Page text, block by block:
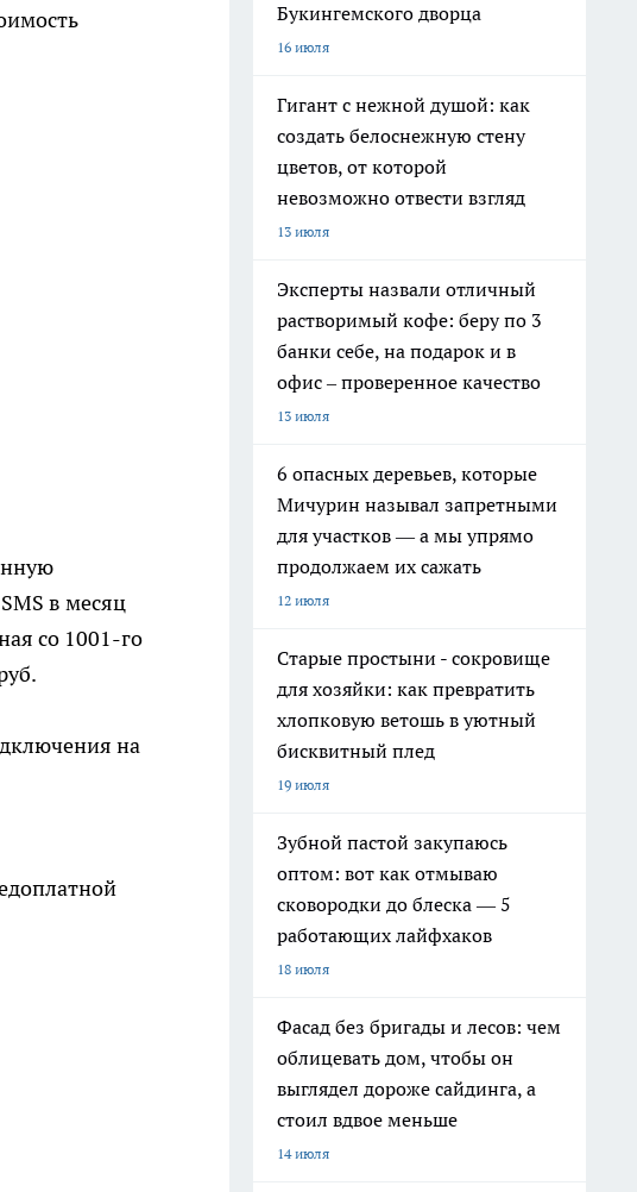
в месяц
со 1001-го
на
Букингемского дворца
16 июля
Гигант с нежной душой: как
создать белоснежную стену
цветов, от которой
невозможно отвести взгляд
13 июля
Эксперты назвали отличный
растворимый кофе: беру по 3
банки себе, на подарок и в
офис – проверенное качество
13 июля
6 опасных деревьев, которые
Мичурин называл запретными
для участков — а мы упрямо
продолжаем их сажать
12 июля
Старые простыни - сокровище
для хозяйки: как превратить
хлопковую ветошь в уютный
бисквитный плед
19 июля
Зубной пастой закупаюсь
оптом: вот как отмываю
сковородки до блеска — 5
работающих лайфхаков
18 июля
Фасад без бригады и лесов: чем
облицевать дом, чтобы он
выглядел дороже сайдинга, а
стоил вдвое меньше
14 июля